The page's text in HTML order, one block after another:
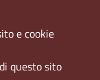
e cookie
questo sito